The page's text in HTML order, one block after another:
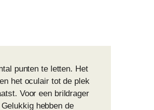
punten te letten. Het
het oculair tot de plek
Voor een brildrager
hebben de